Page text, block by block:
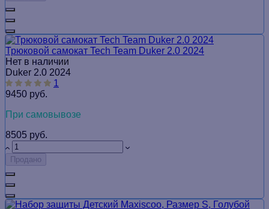
Трюковой самокат Tech Team Duker 2.0 2024
Нет в наличии
Duker 2.0 2024
1
9450 руб.
При самовывозе
8505 руб.
Продано